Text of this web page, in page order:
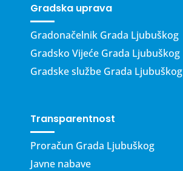
Gradska uprava
Gradonačelnik Grada Ljubuškog
Gradsko Vijeće Grada Ljubuškog
Gradske službe Grada Ljubuškog
Transparentnost
Proračun Grada Ljubuškog
Javne nabave